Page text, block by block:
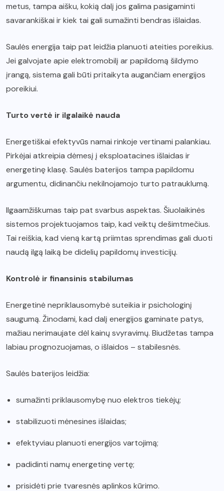
metus, tampa aišku, kokią dalį jos galima pasigaminti
savarankiškai ir kiek tai gali sumažinti bendras išlaidas.
Saulės energija taip pat leidžia planuoti ateities poreikius.
Jei galvojate apie elektromobilį ar papildomą šildymo
įrangą, sistema gali būti pritaikyta augančiam energijos
poreikiui.
Turto vertė ir ilgalaikė nauda
Energetiškai efektyvūs namai rinkoje vertinami palankiau.
Pirkėjai atkreipia dėmesį į eksploatacines išlaidas ir
energetinę klasę. Saulės baterijos tampa papildomu
argumentu, didinančiu nekilnojamojo turto patrauklumą.
Ilgaamžiškumas taip pat svarbus aspektas. Šiuolaikinės
sistemos projektuojamos taip, kad veiktų dešimtmečius.
Tai reiškia, kad vieną kartą priimtas sprendimas gali duoti
naudą ilgą laiką be didelių papildomų investicijų.
Kontrolė ir finansinis stabilumas
Energetinė nepriklausomybė suteikia ir psichologinį
saugumą. Žinodami, kad dalį energijos gaminate patys,
mažiau nerimaujate dėl kainų svyravimų. Biudžetas tampa
labiau prognozuojamas, o išlaidos – stabilesnės.
Saulės baterijos leidžia:
sumažinti priklausomybę nuo elektros tiekėjų;
stabilizuoti mėnesines išlaidas;
efektyviau planuoti energijos vartojimą;
padidinti namų energetinę vertę;
prisidėti prie tvaresnės aplinkos kūrimo.